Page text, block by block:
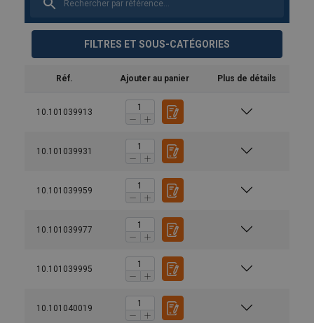
FILTRES ET SOUS-CATÉGORIES
Réf. Ajouter au panier Plus de détails
10.101039913
10.101039931
10.101039959
10.101039977
10.101039995
10.101040019